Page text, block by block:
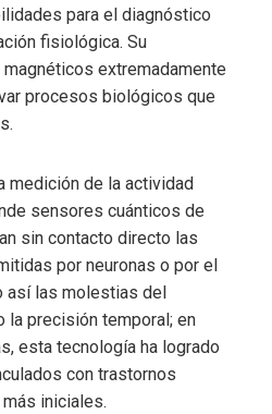
para el diagnóstico
fisiológica. Su
extremadamente
procesos biológicos que
medición de la actividad
sensores cuánticos de
sin contacto directo las
por neuronas o por el
así las molestias del
la precisión temporal; en
esta tecnología ha logrado
con trastornos
iniciales.